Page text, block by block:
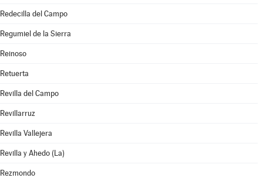
Redecilla del Campo
Regumiel de la Sierra
Reinoso
Retuerta
Revilla del Campo
Revillarruz
Revilla Vallejera
Revilla y Ahedo (La)
Rezmondo